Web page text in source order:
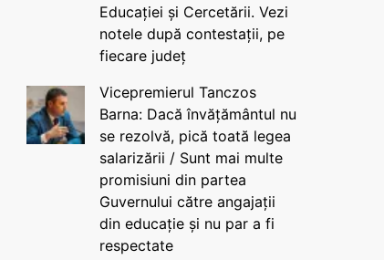
Educației și Cercetării. Vezi
notele după contestații, pe
fiecare județ
Vicepremierul Tanczos
Barna: Dacă învățământul nu
se rezolvă, pică toată legea
salarizării / Sunt mai multe
promisiuni din partea
Guvernului către angajații
din educație și nu par a fi
respectate